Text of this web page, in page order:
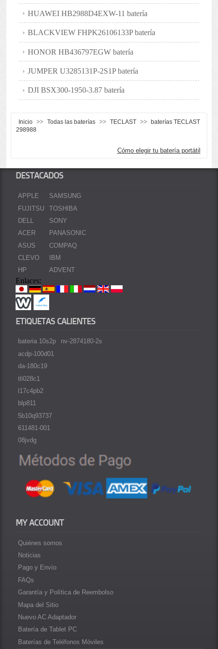
HUAWEI HB2988D4EXW-11 batería
BLACKVIEW FHPK26106133P batería
HONOR HB436797EGW batería
JUMPER U3285131P-2S1P batería
DJI BSX300-1950-3.87 batería
Inicio >> Todas las baterías >> TECLAST >>
baterías TECLAST
298988
Cómo elegir tu batería portátil
DESTACADOS
APPLE
FUJITSU
DELL
ACER
ASUS
CLEVO
HP
SAMSUNG
TOSHIBA
SONY
PANASONIC
COMPAQ
IBM
ADVENT
Enlaces:
ETIQUETAS CALIENTES
bateria 10s2p
acdp-100d01
da-180c19
tli028c1
l17c4pb2
blp811
5b10q93737
611481-001
08jvdg
nv-2874180-2s
MY ACCOUNT
Quiénes somos
Noticias
Pago y Envío
FAQs
Garantía y Política de Reembolso
Mapa del Sitio
Nuevo AC Adaptador
Batería de Tablet PC
Baterías de Teléfonos Móviles